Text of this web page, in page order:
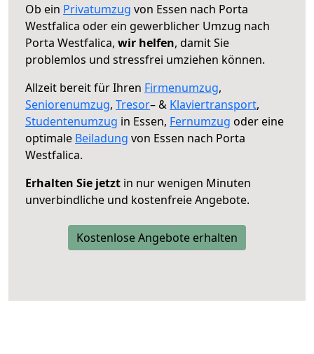
Ob ein Privatumzug von Essen nach Porta
Westfalica oder ein gewerblicher Umzug nach
Porta Westfalica, wir helfen, damit Sie
problemlos und stressfrei umziehen können.
Allzeit bereit für Ihren Firmenumzug,
Seniorenumzug, Tresor– & Klaviertransport,
Studentenumzug in Essen, Fernumzug oder eine
optimale Beiladung von Essen nach Porta
Westfalica.
Erhalten Sie jetzt in nur wenigen Minuten
unverbindliche und kostenfreie Angebote.
Kostenlose Angebote erhalten